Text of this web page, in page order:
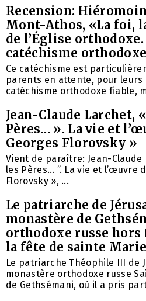
Recension:
Mont-Athos, «La foi,
de l’Église
catéchisme
Ce catéchisme est
parents en attente, pour leurs
catéchisme orthodoxe fiable,
Jean-Claude Larchet,
Pères… ». La vie et
Georges Florovsky »
Vient de paraître: Jean-Claude
les Pères… ”. La vie et l’œuvre
Florovsky », ...
Le patriarche de
monastère de
orthodoxe russe
la fête de sainte
Le patriarche Théophile III de
monastère orthodoxe russe
de Gethsémani, où il a pris